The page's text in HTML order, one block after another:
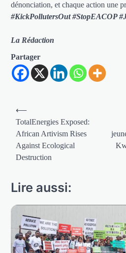
dénonciation, et chaque action une
#KickPollutersOut #StopEACOP
La Rédaction
Partager
Navigation
de
l’article
⟵
TotalEnergies Exposed:
African Artivism Rises
Against Ecological
Destruction
Lire aussi: